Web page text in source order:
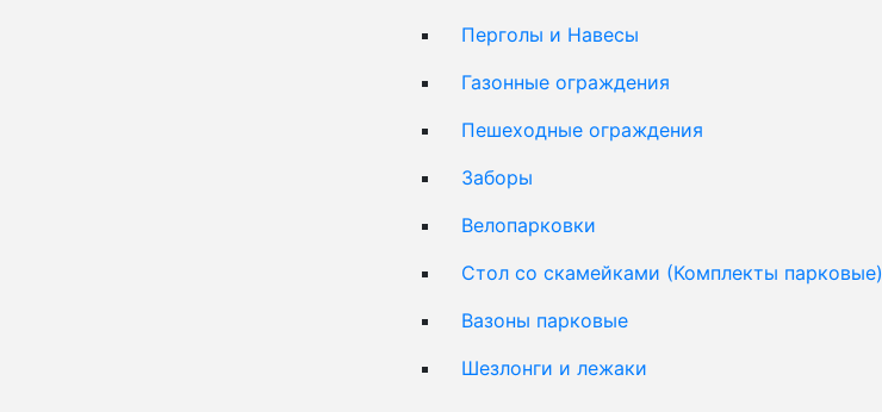
Перголы и Навесы
Газонные ограждения
Пешеходные ограждения
Заборы
Велопарковки
Стол со скамейками (Комплекты парковые)
Вазоны парковые
Шезлонги и лежаки